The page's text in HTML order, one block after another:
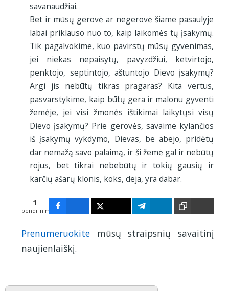
savanaudžiai.
Bet ir mūsų gerovė ar negerovė šiame pasaulyje
labai priklauso nuo to, kaip laikomės tų įsakymų.
Tik pagalvokime, kuo pavirstų mūsų gyvenimas,
jei niekas nepaisytų, pavyzdžiui, ketvirtojo,
penktojo, septintojo, aštuntojo Dievo įsakymų?
Argi jis nebūtų tikras pragaras? Kita vertus,
pasvarstykime, kaip būtų gera ir malonu gyventi
žemėje, jei visi žmonės ištikimai laikytųsi visų
Dievo įsakymų? Prie gerovės, savaime kylančios
iš įsakymų vykdymo, Dievas, be abejo, pridėtų
dar nemažą savo palaimą, ir ši žemė gal ir nebūtų
rojus, bet tikrai nebebūtų ir tokių gausių ir
karčių ašarų klonis, koks, deja, yra dabar.
1
bendrinimų
1
Prenumeruokite mūsų straipsnių savaitinį
naujienlaiškį.